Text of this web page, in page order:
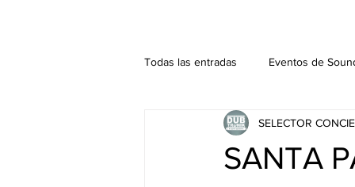
Todas las entradas Eventos de
Podcast. SOUNDMAN
SANTA
SELECTOR